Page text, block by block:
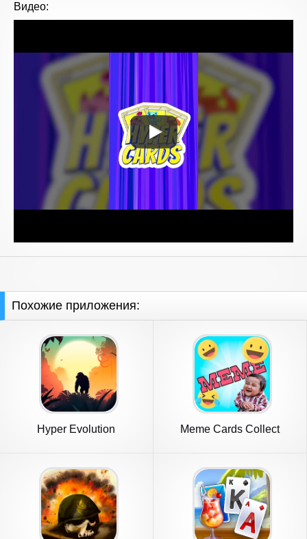
Видео:
Похожие приложения:
Hyper Evolution
Meme Cards Collect